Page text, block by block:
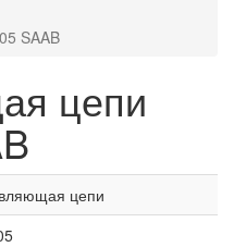
SAAB
цепи
цепи